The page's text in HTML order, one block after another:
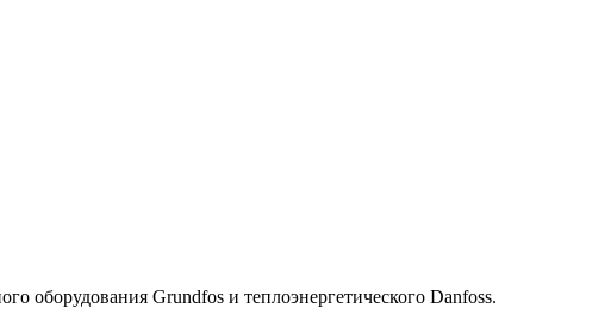
оборудования Grundfos и теплоэнергетического Danfoss.